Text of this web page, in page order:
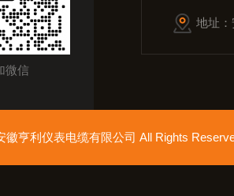
微信
地址
徽亨利仪表电缆有限公司 All Rights